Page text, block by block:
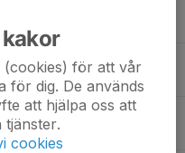
(cookies) för att vår
för dig. De används
att hjälpa oss att
cookies